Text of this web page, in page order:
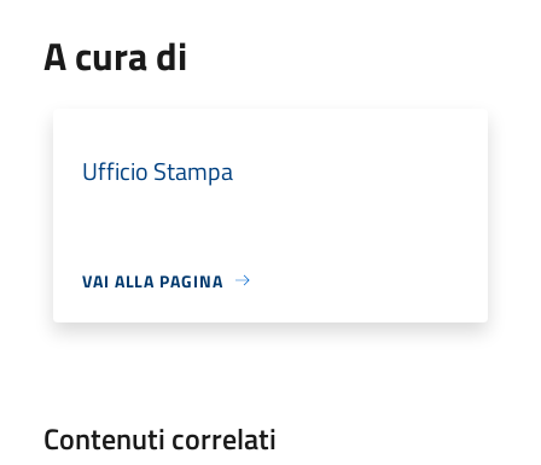
A cura di
Ufficio Stampa
VAI ALLA PAGINA
Contenuti correlati